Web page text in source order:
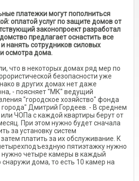
платежки могут пополниться
оплатой услуг по защите домов от
законопроект разработал
предлагает оснастить все
нанять сотрудников силовых
осмотра дома.
что в некоторых домах ряд мер по
безопасности уже
в других домах нет даже
- поясняет "МК" ведущий
"городское хозяйство" фонда
города" Дмитрий Гордеев. - В среднем
ЧОПа с каждой квартиры берут от
При этом нужно будет сначала
за установку систем
платить за их обслуживание. К
пятиэтажку нужно
нужно четыре камеры в каждый
дома, то есть 10 камер на